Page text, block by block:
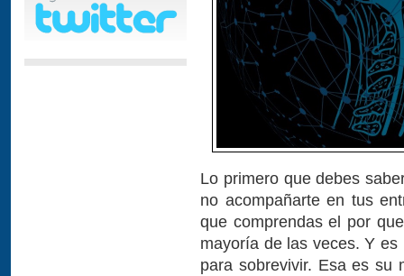
Lo primero que debes
no acompañarte en tus
que comprendas el por
mayoría de las veces. Y
para sobrevivir. Esa es su